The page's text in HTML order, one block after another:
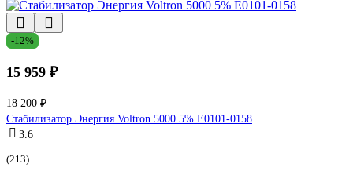
-12%
15 959 ₽
18 200 ₽
Стабилизатор Энергия Voltron 5000 5% Е0101-0158
3.6
(213)